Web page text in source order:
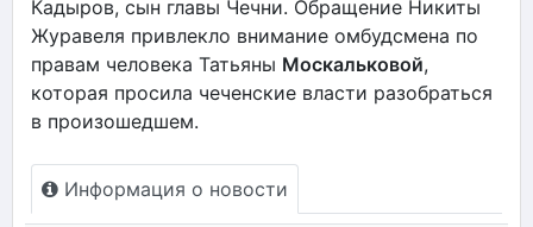
Кадыров, сын главы Чечни. Обращение Никиты
Журавеля привлекло внимание омбудсмена по
правам человека Татьяны Москальковой,
которая просила чеченские власти разобраться
в произошедшем.
Информация о новости